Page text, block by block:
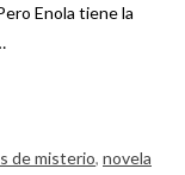
Enola tiene la
de misterio, novela